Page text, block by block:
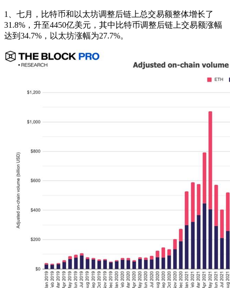
1、七月，比特币和以太坊调整后链上总交易额整体增长了
31.8%，升至4450亿美元，其中比特币调整后链上交易额涨幅
达到34.7%，以太坊涨幅为27.7%。